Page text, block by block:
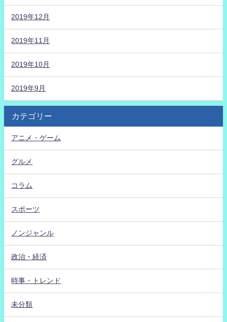
2019年12月
2019年11月
2019年10月
2019年9月
カテゴリー
アニメ・ゲーム
グルメ
コラム
スポーツ
ノンジャンル
政治・経済
時事・トレンド
未分類